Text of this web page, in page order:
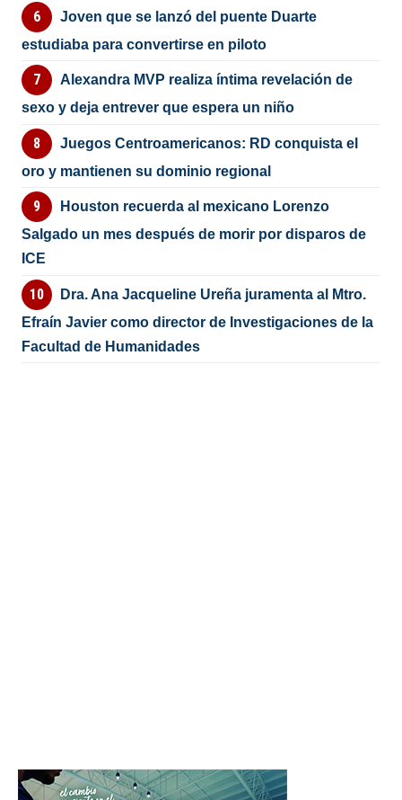
Joven que se lanzó del puente Duarte
estudiaba para convertirse en piloto
Alexandra MVP realiza íntima revelación de
sexo y deja entrever que espera un niño
Juegos Centroamericanos: RD conquista el
oro y mantienen su dominio regional
Houston recuerda al mexicano Lorenzo
Salgado un mes después de morir por disparos de
ICE
Dra. Ana Jacqueline Ureña juramenta al Mtro.
Efraín Javier como director de Investigaciones de la
Facultad de Humanidades